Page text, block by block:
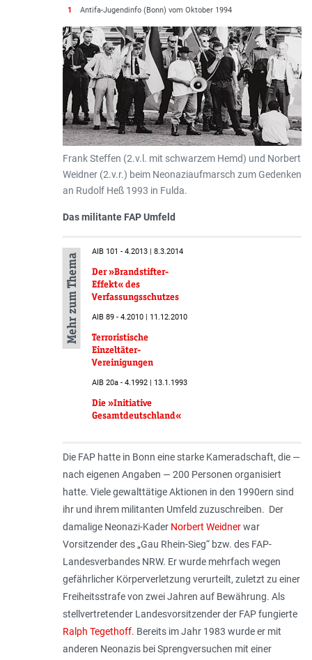
1 Antifa-Jugendinfo (Bonn) vom Oktober 1994
Frank Steffen (2.v.l. mit schwarzem Hemd) und Norbert
Weidner (2.v.r.) beim Neonaziaufmarsch zum Gedenken
an Rudolf Heß 1993 in Fulda.
Das militante FAP Umfeld
Mehr zum Thema
AIB 101 - 4.2013 | 8.3.2014
Der »Brandstifter-
Effekt« des
Verfassungsschutzes
AIB 89 - 4.2010 | 11.12.2010
Terroristische
Einzeltäter-
Vereinigungen
AIB 20a - 4.1992 | 13.1.1993
Die »Initiative
Gesamtdeutschland«
Die FAP hatte in Bonn eine starke Kameradschaft, die —
nach eigenen Angaben — 200 Personen organisiert
hatte. Viele gewalttätige Aktionen in den 1990ern sind
ihr und ihrem militanten Umfeld zuzuschreiben. Der
damalige Neonazi-Kader Norbert Weidnerwar
Vorsitzender des „Gau Rhein-Sieg“ bzw. des FAP-
Landesverbandes NRW. Er wurde mehrfach wegen
gefährlicher Körperverletzung verurteilt, zuletzt zu einer
Freiheitsstrafe von zwei Jahren auf Bewährung. Als
stellvertretender Landesvorsitzender der FAP fungierte
Ralph Tegethoff. Bereits im Jahr 1983 wurde er mit
anderen Neonazis bei Sprengversuchen mit einer